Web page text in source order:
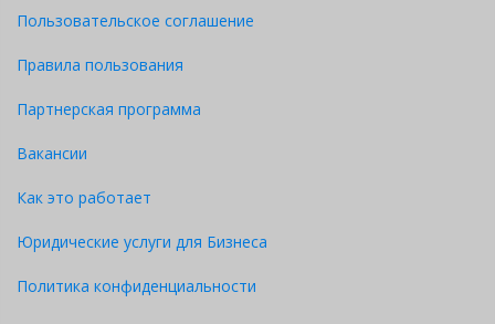
Пользовательское соглашение
Правила пользования
Партнерская программа
Вакансии
Как это работает
Юридические услуги для Бизнеса
Политика конфиденциальности